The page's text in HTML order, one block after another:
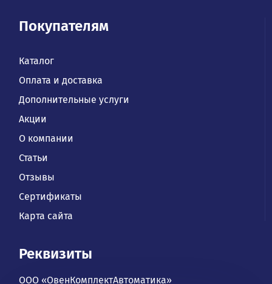
Покупателям
Каталог
Оплата и доставка
Дополнительные услуги
Акции
О компании
Статьи
Отзывы
Сертификаты
Карта сайта
Реквизиты
ООО «ОвенКомплектАвтоматика»